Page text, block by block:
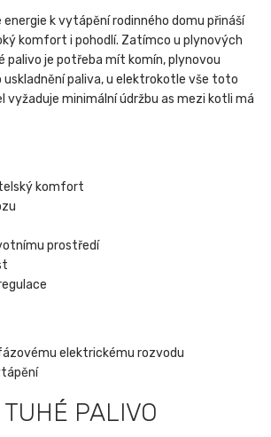
k vytápění rodinného domu přináší
komfort i pohodlí. Zatímco u plynových
palivo je potřeba mít komín, plynovou
uskladnění paliva, u elektrokotle vše toto
vyžaduje minimální údržbu as mezi kotli má
komfort
prostředí
elektrickému rozvodu
PALIVO